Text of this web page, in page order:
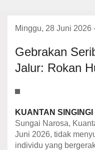
Minggu, 28 Juni 2026
Gebrakan
Jalur: Rokan
KUANTAN SINGINGI
Sungai Narosa,
Juni 2026, tidak
individu yang